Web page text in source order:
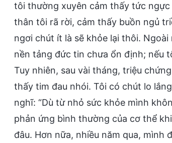
tôi thường xuyên cảm thấy tức
thân tôi rã rời, cảm thấy buồn ngủ
ngơi chút ít là sẽ khỏe lại thôi.
nền tảng đức tin chưa ổn định; nếu
Tuy nhiên, sau vài tháng, triệu
thấy tim đau nhói. Tôi có chút lo
nghĩ: “Dù từ nhỏ sức khỏe mình
phản ứng bình thường của cơ thể
đâu. Hơn nữa, nhiều năm qua,